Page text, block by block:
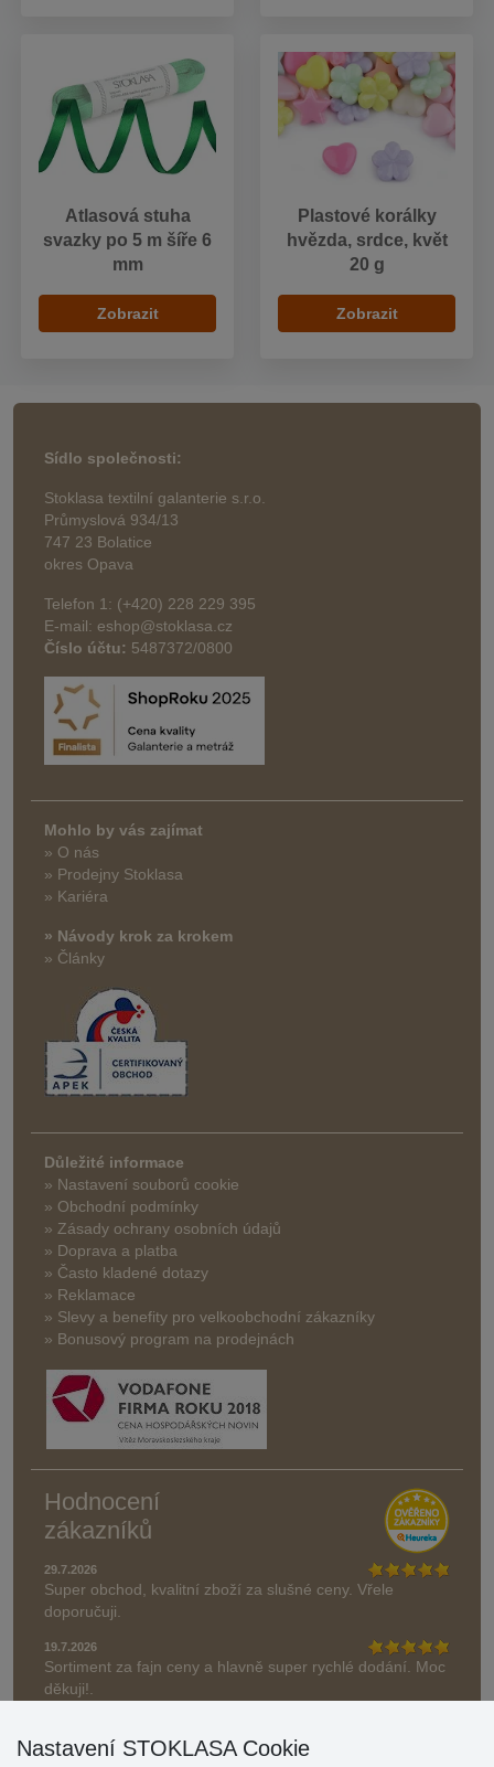
Atlasová stuha
svazky po 5 m šíře 6
mm
Zobrazit
Plastové korálky
hvězda, srdce, květ
20 g
Zobrazit
Sídlo společnosti:
Stoklasa textilní galanterie s.r.o.
Průmyslová 934/13
747 23 Bolatice
okres Opava
Telefon 1: (+420) 228 229 395
E-mail: eshop@stoklasa.cz
Číslo účtu: 5487372/0800
Mohlo by vás zajímat
» O nás
» Prodejny Stoklasa
» Kariéra
» Návody krok za krokem
» Články
Důležité informace
» Nastavení souborů cookie
» Obchodní podmínky
» Zásady ochrany osobních údajů
» Doprava a platba
» Často kladené dotazy
» Reklamace
» Slevy a benefity pro velkoobchodní zákazníky
» Bonusový program na prodejnách
Hodnocení
zákazníků
29.7.2026
Super obchod, kvalitní zboží za slušné ceny. Vřele
doporučuji.
19.7.2026
Sortiment za fajn ceny a hlavně super rychlé dodání. Moc
děkuji!.
» Aktuálně 19084 recenzí
* Recenze neověřujeme
Nastavení STOKLASA Cookie